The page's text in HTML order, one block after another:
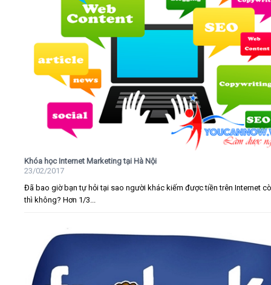
Khóa học Internet Marketing tại Hà Nội
23/02/2017
Đã bao giờ bạn tự hỏi tại sao người khác kiếm được tiền trên Internet
thì không? Hơn 1/3...